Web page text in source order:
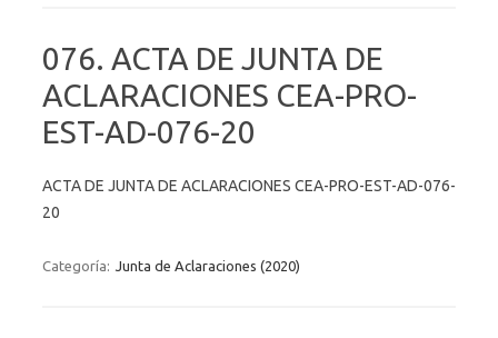
076. ACTA DE JUNTA DE
ACLARACIONES CEA-PRO-
EST-AD-076-20
ACTA DE JUNTA DE ACLARACIONES CEA-PRO-EST-AD-076-
20
Categoría: Junta de Aclaraciones (2020)